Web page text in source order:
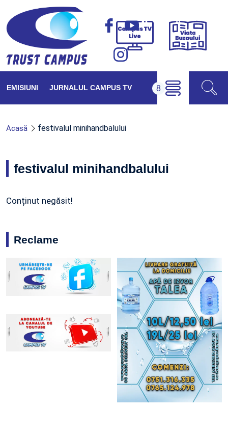
Campus
Viața
EMISIUNI JURNALUL CAMPUS TV
Acasă festivalul minihandbalului
festivalul minihandbalului
Conținut negăsit!
Reclame